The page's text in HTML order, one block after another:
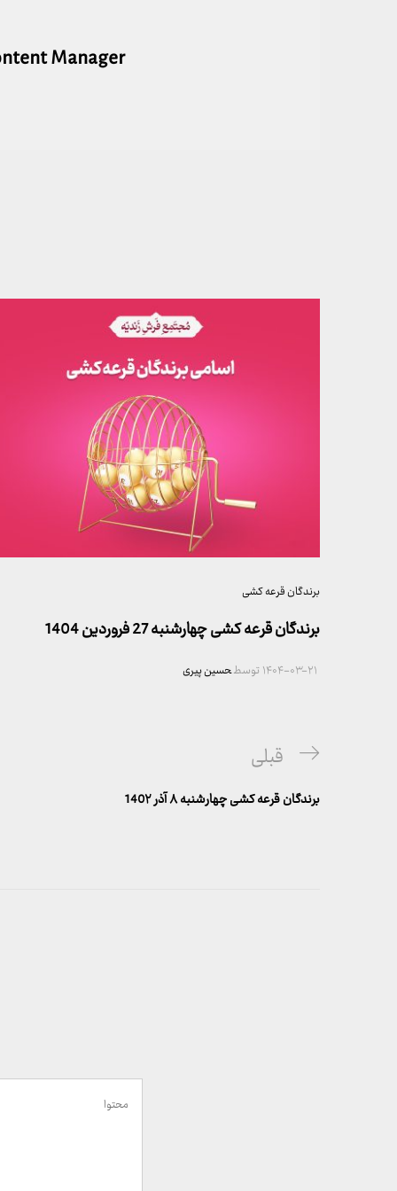
Manager
برندگان قرعه کشی
برندگان قرعه کشی چهارشنبه 27 فروردین 1404
۱۴۰۴-۰۳-۲۱توسطحسین پیری
راهبری
نوشته
پست
قبلی
قبلی
برندگان قرعه کشی چهارشنبه ۸ آذر 140۲